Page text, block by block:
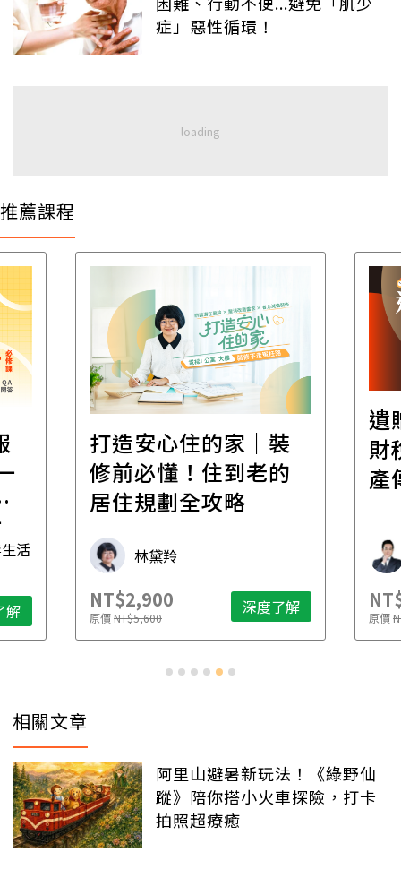
症」惡性循環！
推薦課程
活
解
打造安心住的家｜裝
修前必懂！住到老的
居住規劃全攻略
林黛羚
NT$2,900
原價NT$5,600 深度了解
遺
財
產
原價
相關文章
阿里山避暑新玩法！《綠野仙
蹤》陪你搭小火車探險，打卡
拍照超療癒